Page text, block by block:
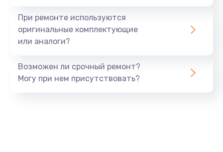
При ремонте используются
оригинальные комплектующие
или аналоги?
Возможен ли срочный ремонт?
Могу при нем присутствовать?